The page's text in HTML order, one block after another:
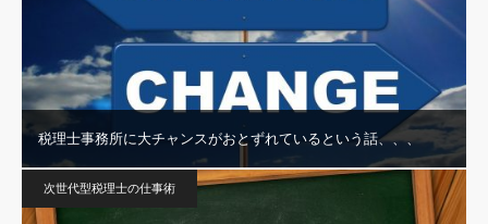
税理士事務所に大チャンスがおとずれているという話、、、
次世代型税理士の仕事術